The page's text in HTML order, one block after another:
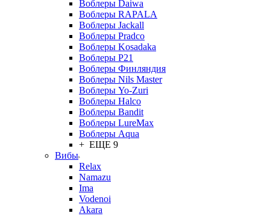
Воблеры Daiwa
Воблеры RAPALA
Воблеры Jackall
Воблеры Pradco
Воблеры Kosadaka
Воблеры P21
Воблеры Финляндия
Воблеры Nils Master
Воблеры Yo-Zuri
Воблеры Halco
Воблеры Bandit
Воблеры LureMax
Воблеры Aqua
+ ЕЩЕ 9
Вибы
Relax
Namazu
Ima
Vodenoi
Akara